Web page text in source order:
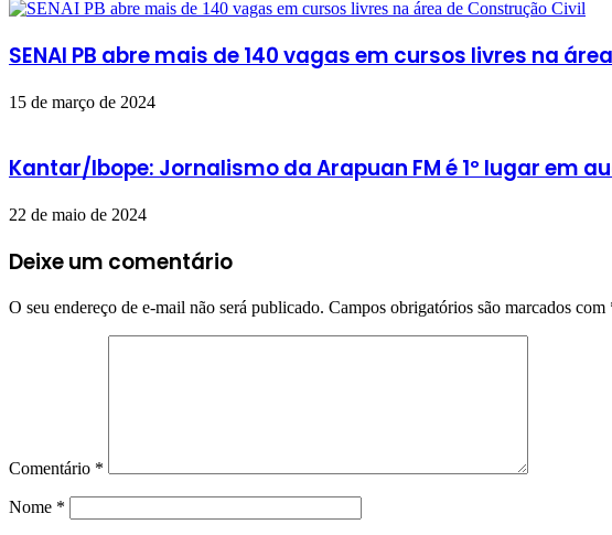
SENAI PB abre mais de 140 vagas em cursos livres na
15 de março de 2024
Kantar/Ibope: Jornalismo da Arapuan FM é 1º lugar em
22 de maio de 2024
Deixe um comentário
O seu endereço de e-mail não será publicado. Campos obrigatórios são marcados com
Comentário *
Nome *